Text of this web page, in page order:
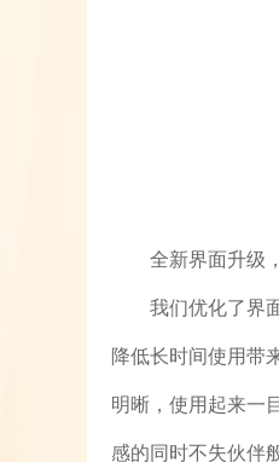
全新界面升级
我们优化了界
降低长时间使用带
明晰，使用起来一
感的同时不失伙伴